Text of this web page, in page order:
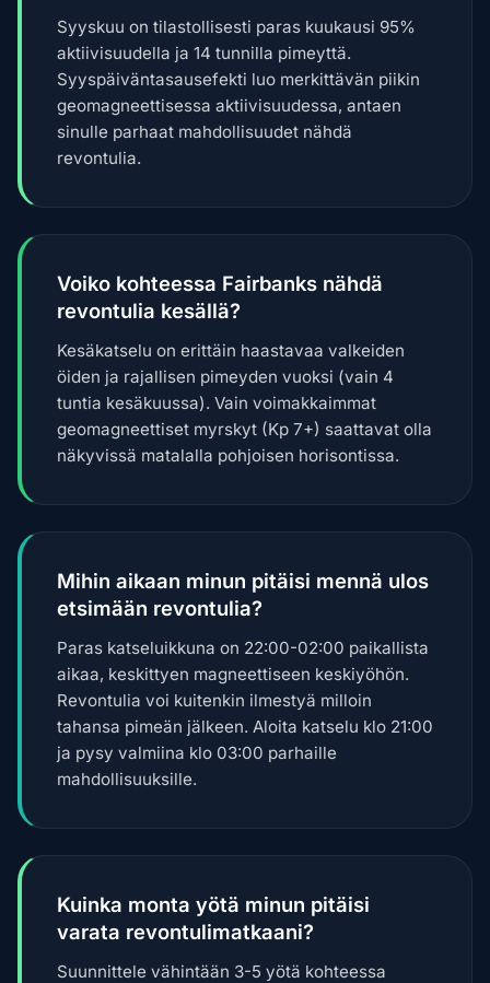
Syyskuu on tilastollisesti paras kuukausi 95%
aktiivisuudella ja 14 tunnilla pimeyttä.
Syyspäiväntasausefekti luo merkittävän piikin
geomagneettisessa aktiivisuudessa, antaen
sinulle parhaat mahdollisuudet nähdä
revontulia.
Voiko kohteessa Fairbanks nähdä
revontulia kesällä?
Kesäkatselu on erittäin haastavaa valkeiden
öiden ja rajallisen pimeyden vuoksi (vain 4
tuntia kesäkuussa). Vain voimakkaimmat
geomagneettiset myrskyt (Kp 7+) saattavat olla
näkyvissä matalalla pohjoisen horisontissa.
Mihin aikaan minun pitäisi mennä ulos
etsimään revontulia?
Paras katseluikkuna on 22:00-02:00 paikallista
aikaa, keskittyen magneettiseen keskiyöhön.
Revontulia voi kuitenkin ilmestyä milloin
tahansa pimeän jälkeen. Aloita katselu klo 21:00
ja pysy valmiina klo 03:00 parhaille
mahdollisuuksille.
Kuinka monta yötä minun pitäisi
varata revontulimatkaani?
Suunnittele vähintään 3-5 yötä kohteessa